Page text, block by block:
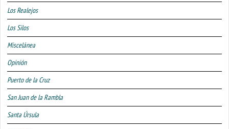
Los Realejos
Los Silos
Miscelánea
Opinión
Puerto de la Cruz
San Juan de la Rambla
Santa Úrsula